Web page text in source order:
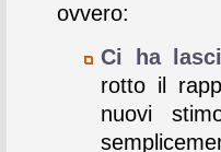
ovvero:
Ci ha
rotto il
nuovi